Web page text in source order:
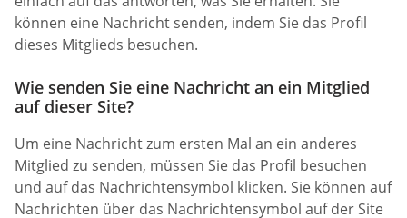
können eine Nachricht senden, indem Sie das Profil
dieses Mitglieds besuchen.
Wie senden Sie eine Nachricht an ein Mitglied
auf dieser Site?
Um eine Nachricht zum ersten Mal an ein anderes
Mitglied zu senden, müssen Sie das Profil besuchen
und auf das Nachrichtensymbol klicken. Sie können auf
Nachrichten über das Nachrichtensymbol auf der Site